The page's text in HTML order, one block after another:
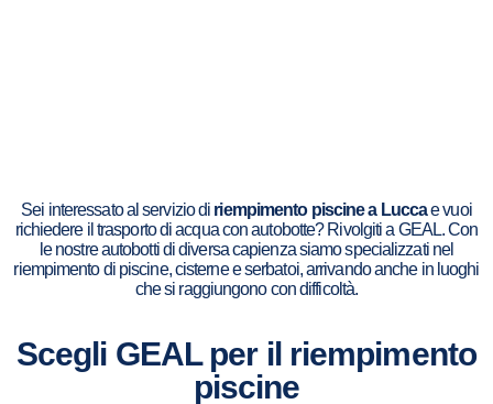
Sei interessato al servizio di riempimento piscine a Luccae vuoi
richiedere il trasporto di acqua con autobotte? Rivolgiti a GEAL. Con
le nostre autobotti di diversa capienza siamo specializzati nel
riempimento di piscine, cisterne e serbatoi, arrivando anche in luoghi
che si raggiungono con difficoltà.
Scegli GEAL per il riempimento
piscine